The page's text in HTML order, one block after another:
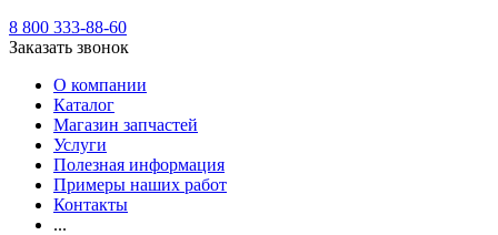
8 800 333-88-60
Заказать звонок
О компании
Каталог
Магазин запчастей
Услуги
Полезная информация
Примеры наших работ
Контакты
...